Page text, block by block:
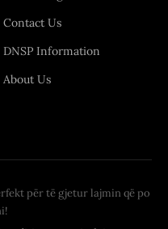
Contact Us
DNSP Information
About Us
për të gjetur lajmin që po